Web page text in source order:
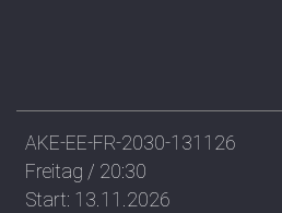
AKE-EE-FR-2030-131126
Freitag / 20:30
Start: 13.11.2026